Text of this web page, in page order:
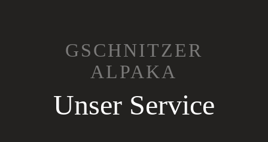
GSCHNITZER
ALPAKA
Unser Service